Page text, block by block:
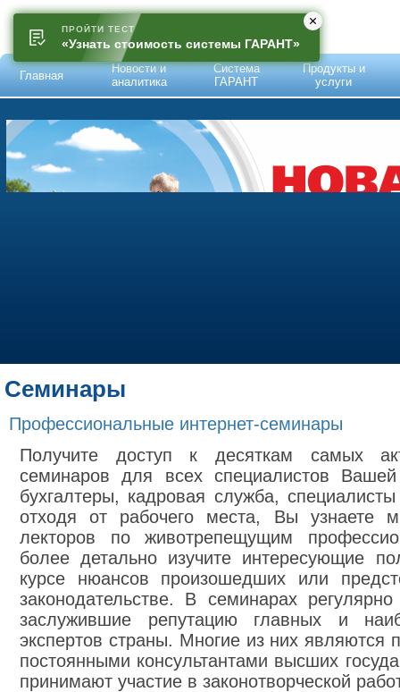
Главная
Новости и
аналитика
Система
ГАРАНТ
Продукты и
услуги
Семинары
Профессиональные интернет-семинары
Получите доступ к десяткам самых
семинаров для всех специалистов
бухгалтеры, кадровая служба,
отходя от рабочего места, Вы узнаете
лекторов по животрепещущим
более детально изучите интересующие
курсе нюансов произошедших или
законодательстве. В семинарах
заслужившие репутацию главных и
экспертов страны. Многие из них являются
постоянными консультантами высших
принимают участие в законотворческой
ПРОЙТИ ТЕСТ
«Узнать стоимость системы ГАРАНТ»